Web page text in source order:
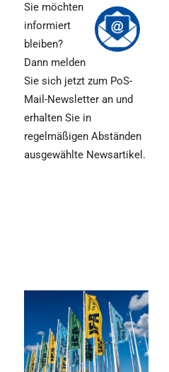
Sie möchten
informiert
bleiben?
Dann melden
Sie sich jetzt zum PoS-
Mail-Newsletter an und
erhalten Sie in
regelmäßigen Abständen
ausgewählte Newsartikel.